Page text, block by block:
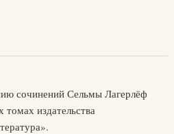
сочинений Сельмы Лагерлёф
издательства